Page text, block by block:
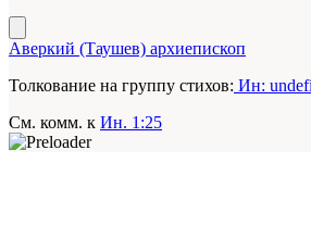
Аверкий (Таушев) архиепископ
Толкование на группу стихов: Ин:
См. комм. к Ин. 1:25